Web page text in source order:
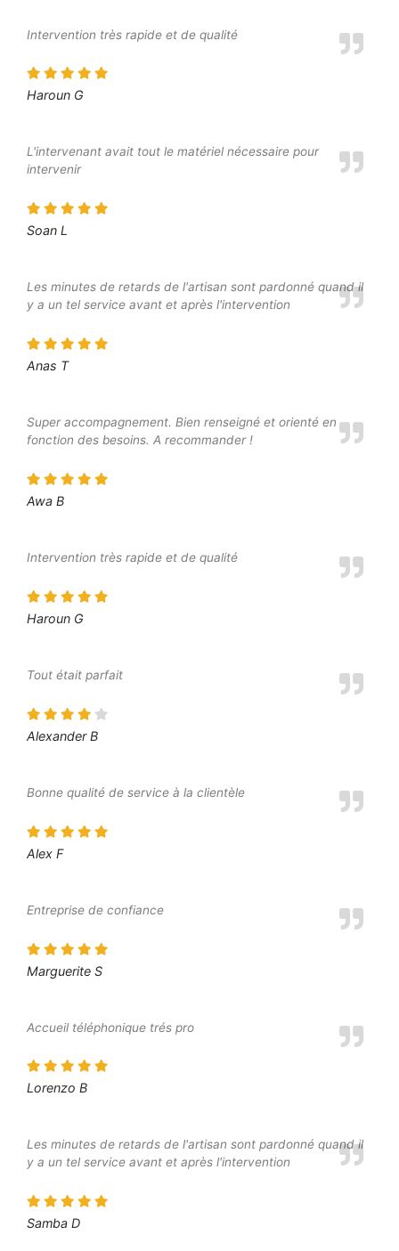
Intervention très rapide et de qualité
Haroun G
L'intervenant avait tout le matériel nécessaire pour
intervenir
Soan L
Les minutes de retards de l'artisan sont pardonné quand il
y a un tel service avant et après l'intervention
Anas T
Super accompagnement. Bien renseigné et orienté en
fonction des besoins. A recommander !
Awa B
Intervention très rapide et de qualité
Haroun G
Tout était parfait
Alexander B
Bonne qualité de service à la clientèle
Alex F
Entreprise de confiance
Marguerite S
Accueil téléphonique trés pro
Lorenzo B
Les minutes de retards de l'artisan sont pardonné quand il
y a un tel service avant et après l'intervention
Samba D